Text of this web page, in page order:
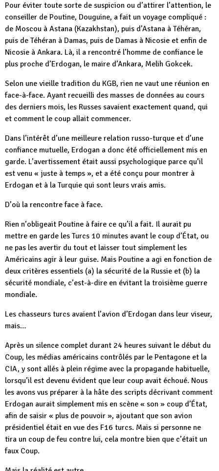
Pour éviter toute sorte de suspicion ou d’attirer l’attention, le
conseiller de Poutine, Douguine, a fait un voyage compliqué :
de Moscou à Astana (Kazakhstan), puis d’Astana à Téhéran,
puis de Téhéran à Damas, puis de Damas à Nicosie et enfin de
Nicosie à Ankara. Là, il a rencontré l’homme de confiance le
plus proche d’Erdogan, le maire d’Ankara, Melih Gokcek.
Selon une vieille tradition du KGB, rien ne vaut une réunion en
face-à-face. Ayant recueilli des masses de données au cours
des derniers mois, les Russes savaient exactement quand, qui
et comment le coup allait commencer.
Dans l’intérêt d’une meilleure relation russo-turque et d’une
confiance mutuelle, Erdogan a donc été officiellement mis en
garde. L’avertissement était aussi psychologique parce qu’il
est venu « juste à temps », et a été conçu pour montrer à
Erdogan et à la Turquie qui sont leurs vrais amis.
D’où la rencontre face à face.
Rien n’obligeait Poutine à faire ce qu’il a fait. Il aurait pu
mettre en garde les Turcs 10 minutes avant le coup d’État, ou
ne pas les avertir du tout et laisser tout simplement les
Américains agir à leur guise. Mais Poutine a agi en fonction de
deux critères essentiels (a) la sécurité de la Russie et (b) la
sécurité mondiale, c’est-à-dire en évitant la troisième guerre
mondiale.
Les chasseurs turcs avaient l’avion d’Erdogan dans leur viseur,
mais…
Après un silence complet durant 24 heures suivant le début du
Coup, les médias américains contrôlés par le Pentagone et la
CIA, y sont allés à plein régime avec la propagande habituelle,
lorsqu’il est devenu évident que leur coup avait échoué. Nous
les avons vus préparer à la hâte des scripts décrivant comment
Erdogan aurait simplement mis en scène « son » coup d’État,
afin de saisir « plus de pouvoir », ajoutant que son avion
présidentiel était en vue des F16 turcs. Mais si personne ne
tira un coup de feu contre lui, cela montre bien que c’était un
faux Coup.